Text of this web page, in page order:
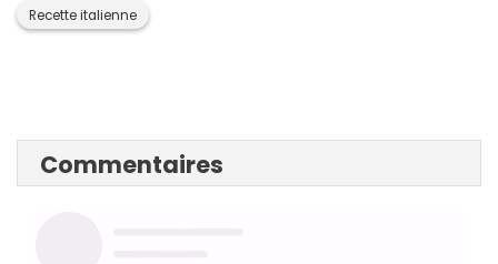
Recette italienne
Commentaires